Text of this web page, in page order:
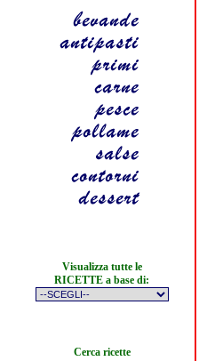
Visualizza tutte le
RICETTE a base di:
Cerca ricette